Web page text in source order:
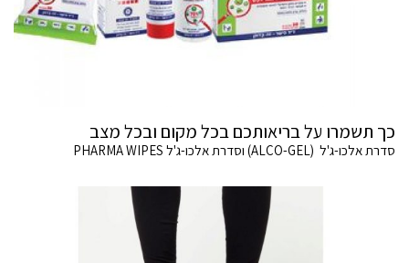
כך תשמרו על בריאותכם בכל מקום ובכל מצב
סדרת אלכו-ג'ל (ALCO-GEL) וסדרת אלכו-ג'ל PHARMA WIPES